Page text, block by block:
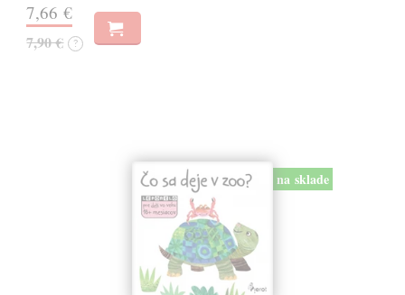
7,66 €
7,90 € ?
na sklade